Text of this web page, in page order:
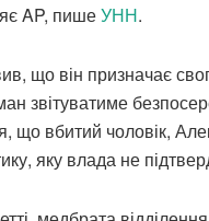
AP, пишеУНН.
що він призначає
звітуватиме
що вбитий чоловік,
яку влада не